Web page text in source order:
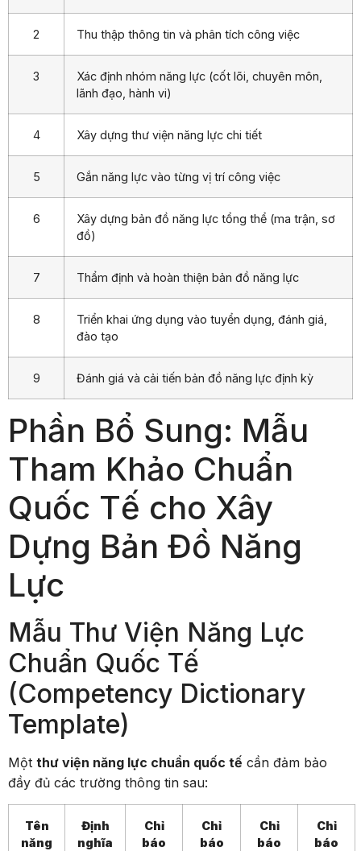
2 Thu thập thông tin và phân tích công việc
3
Xác định nhóm năng lực (cốt lõi, chuyên môn,
lãnh đạo, hành vi)
4 Xây dựng thư viện năng lực chi tiết
5 Gắn năng lực vào từng vị trí công việc
6
Xây dựng bản đồ năng lực tổng thể (ma trận, sơ
đồ)
7 Thẩm định và hoàn thiện bản đồ năng lực
8
Triển khai ứng dụng vào tuyển dụng, đánh giá,
đào tạo
9 Đánh giá và cải tiến bản đồ năng lực định kỳ
Phần Bổ Sung: Mẫu
Tham Khảo Chuẩn
Quốc Tế cho Xây
Dựng Bản Đồ Năng
Lực
Mẫu Thư Viện Năng Lực
Chuẩn Quốc Tế
(Competency Dictionary
Template)
Một thư viện năng lực chuẩn quốc tế cần đảm bảo
đầy đủ các trường thông tin sau:
Tên
năng
Định
nghĩa
Chỉ
báo
Chỉ
báo
Chỉ
báo
Chỉ
báo